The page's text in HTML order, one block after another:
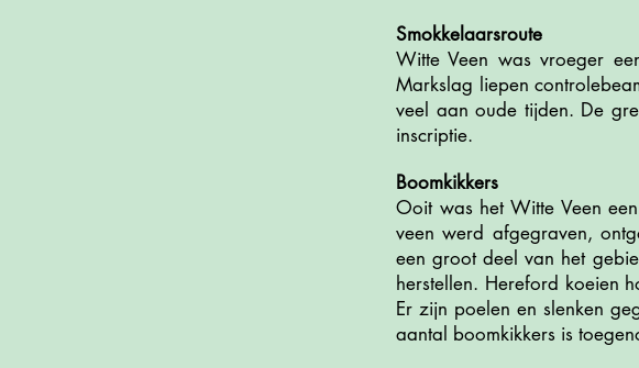
Smokkelaarsroute
Witte Veen was vroeger
Markslag liepen
veel aan oude tijden. De
inscriptie.
Boomkikkers
Ooit was het Witte Veen
veen werd afgegraven,
een groot deel van het
herstellen. Hereford koeien
Er zijn poelen en slenken
aantal boomkikkers is